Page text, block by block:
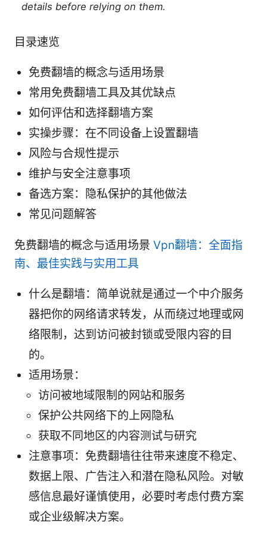
details before relying on them.
目录速览
免费翻墙的概念与适用场景
常用免费翻墙工具及其优缺点
如何评估和选择翻墙方案
实操步骤：在不同设备上设置翻墙
风险与合规性提示
维护与安全注意事项
备选方案：隐私保护的其他做法
常见问题解答
免费翻墙的概念与适用场景 Vpn翻墙：全面指
南、最佳实践与实用工具
什么是翻墙：简单说就是通过一个中介服务
器把你的网络请求转发，从而绕过地理或网
络限制，达到访问被封锁或受限内容的目
的。
适用场景：
访问被地域限制的网站和服务
保护公共网络下的上网隐私
获取不同地区的内容测试与研究
注意事项：免费翻墙往往带来速度不稳定、
数据上限、广告注入和潜在隐私风险。对敏
感信息最好谨慎使用，必要时考虑付费方案
或企业级解决方案。